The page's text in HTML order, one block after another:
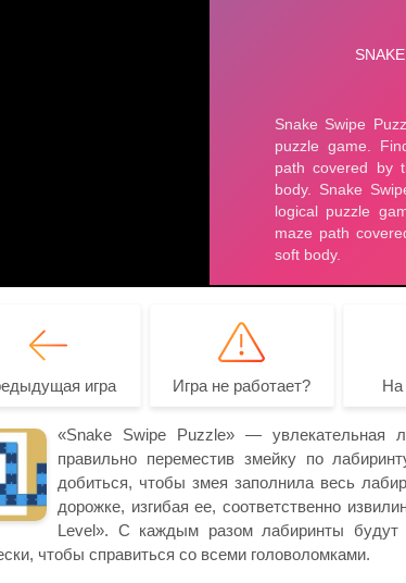
игра Игра не работает? На
«Snake Swipe Puzzle» — увлекательная
правильно переместив змейку по
добиться, чтобы змея заполнила весь
дорожке, изгибая ее, соответственно
Level». С каждым разом лабиринты будут
чтобы справиться со всеми головоломками.